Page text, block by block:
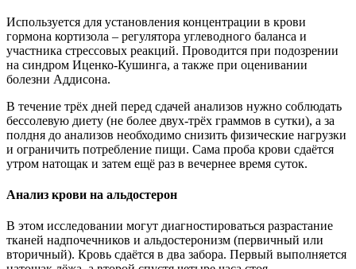
Используется для установления концентрации в крови
гормона кортизола – регулятора углеводного баланса и
участника стрессовых реакций. Проводится при подозрении
на синдром Иценко-Кушинга, а также при оценивании
болезни Аддисона.
В течение трёх дней перед сдачей анализов нужно соблюдать
бессолевую диету (не более двух-трёх граммов в сутки), а за
полдня до анализов необходимо снизить физические нагрузки
и ограничить потребление пищи. Сама проба крови сдаётся
утром натощак и затем ещё раз в вечернее время суток.
Анализ крови на альдостерон
В этом исследовании могут диагностироваться разрастание
тканей надпочечников и альдостеронизм (первичный или
вторичный). Кровь сдаётся в два забора. Первый выполняется